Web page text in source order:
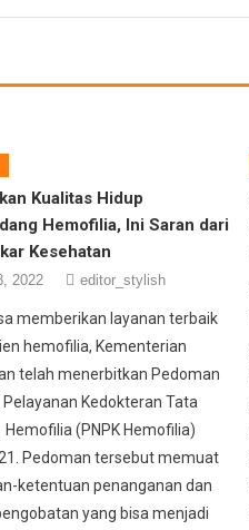
Kualitas Hidup
Hemofilia, Ini Saran dari
Kesehatan
2022 editor_stylish
memberikan layanan terbaik
hemofilia, Kementerian
telah menerbitkan Pedoman
Pelayanan Kedokteran Tata
Hemofilia (PNPK Hemofilia)
Pedoman tersebut memuat
ketentuan penanganan dan
yang bisa menjadi